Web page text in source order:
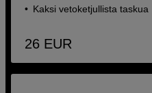
Kaksi vetoketjullista taskua
26 EUR